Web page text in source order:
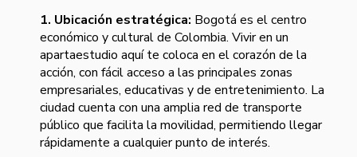
1. Ubicación estratégica: Bogotá es el centro
económico y cultural de Colombia. Vivir en un
apartaestudio aquí te coloca en el corazón de la
acción, con fácil acceso a las principales zonas
empresariales, educativas y de entretenimiento. La
ciudad cuenta con una amplia red de transporte
público que facilita la movilidad, permitiendo llegar
rápidamente a cualquier punto de interés.